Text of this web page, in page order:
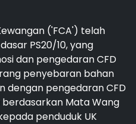
('FCA') telah
PS20/10, yang
dan pengedaran CFD
penyebaran bahan
dengan pengedaran CFD
Mata Wang
penduduk UK